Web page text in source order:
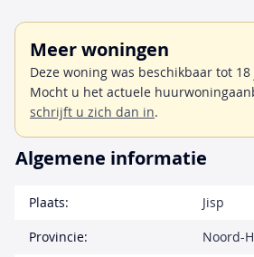
Meer woningen
Deze woning was beschikbaar tot
Mocht u het actuele
schrijft u zich dan in.
Algemene informatie
Plaats:
Jisp
Provincie:
Noord-